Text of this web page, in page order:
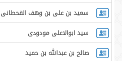
سعید بن علی بن وهف القحطانی
سید ابوالاعلی مودودی
صالح بن عبدالله بن حمید